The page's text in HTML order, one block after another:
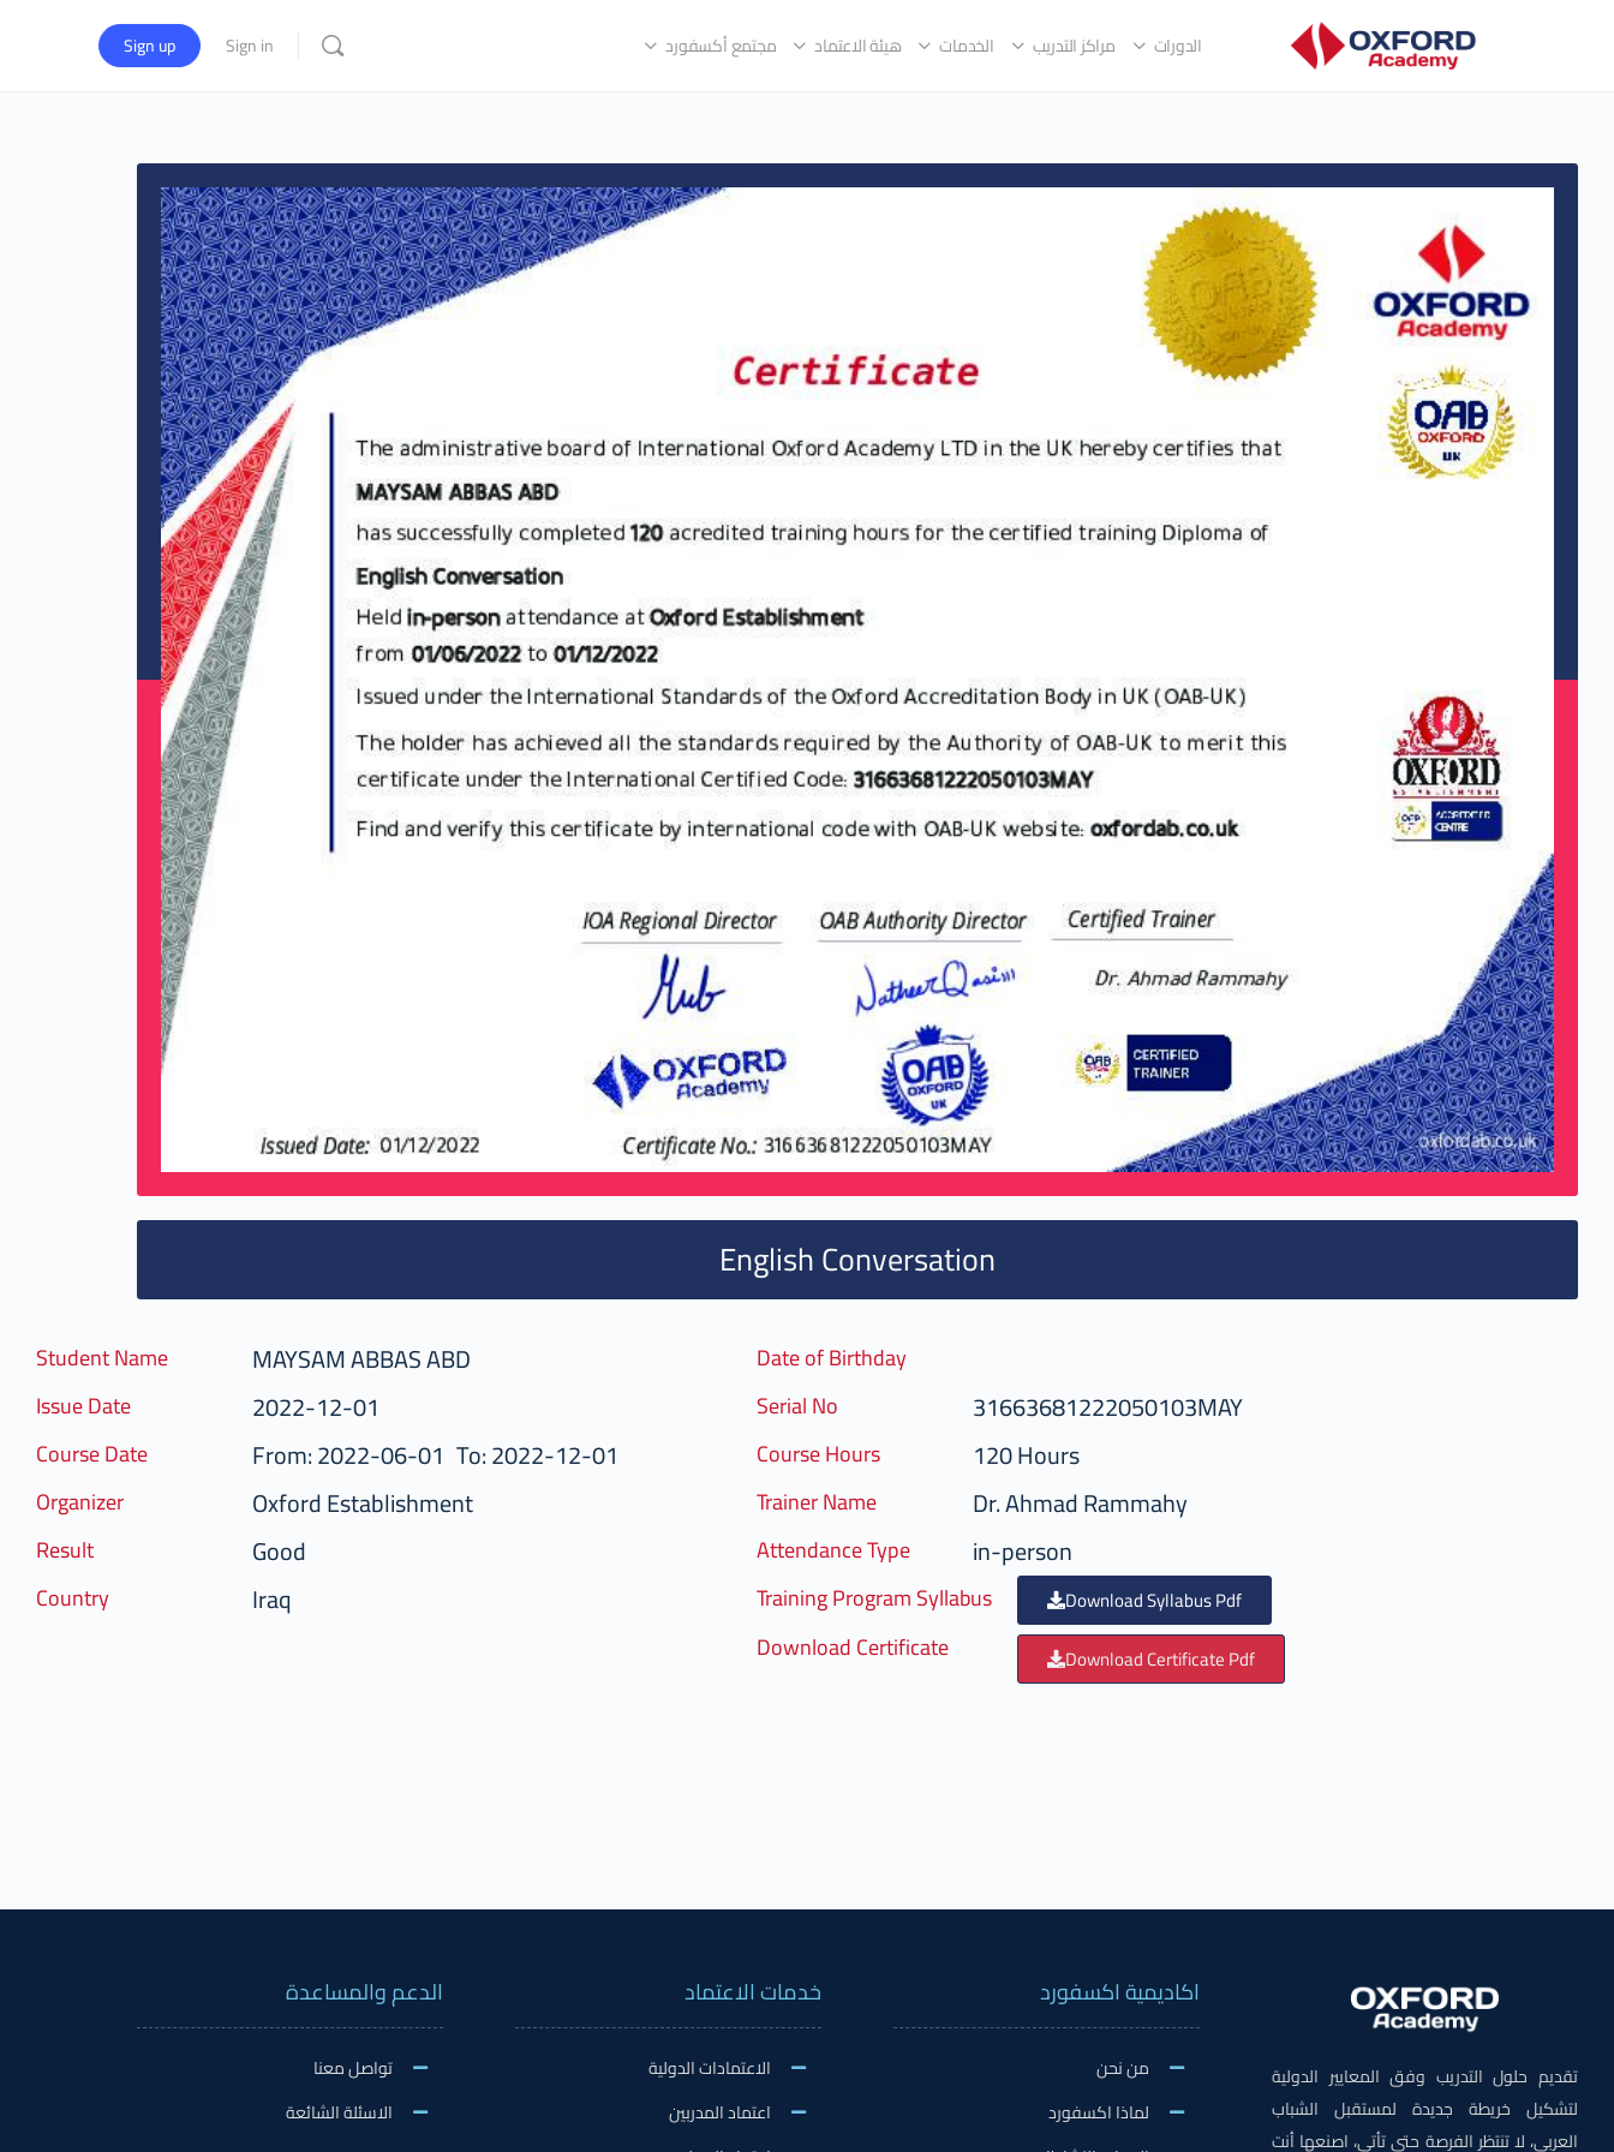
الدورات مراكز التدريب الخدمات هيئة الاعتماد مجتمع أكسفورد Sign in
Sign up
English Conversation
Student Name MAYSAM ABBAS ABD
Date of Birthday
Issue Date
2022-12-01 Serial No 31663681222050103MAY
Course Date From: 2022-06-01 To: 2022-12-01 Course Hours 120 Hours
Organizer Oxford Establishment Trainer Name Dr. Ahmad Rammahy
Result Good Attendance Type in-person
Country Iraq Training Program Syllabus Download Syllabus Pdf
Download Certificate Download Certificate Pdf
تقديم حلول التدريب وفق المعايير الدولية
لتشكيل خريطة جديدة لمستقبل الشباب
العربي، لا تنتظر الفرصة حتى تأتي، اصنعها أنت
اكاديمية اكسفورد
من نحن
لماذا اكسفورد
خدمات الاعتماد
الاعتمادات الدولية
اعتماد المدربين
الدعم والمساعدة
تواصل معنا
الاسئلة الشائعة